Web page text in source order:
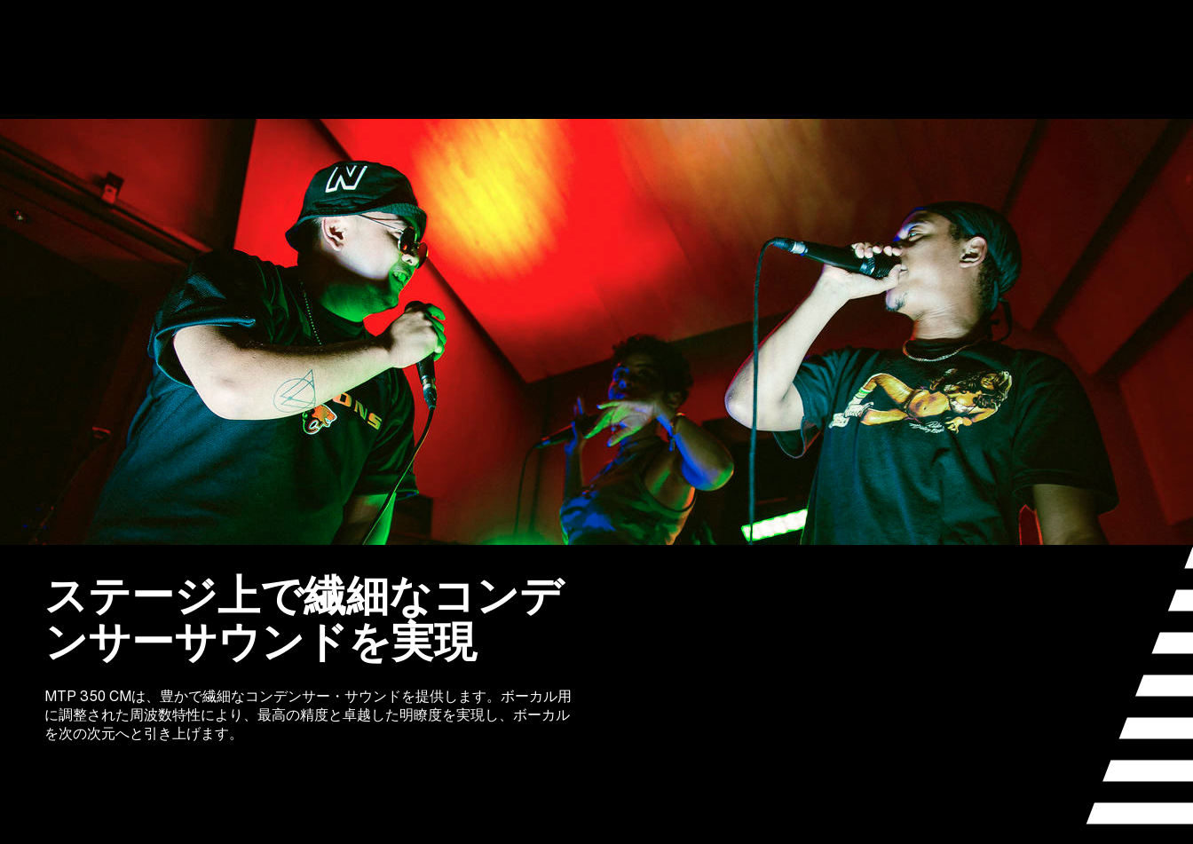
ステージ上で繊細なコンデ
ンサーサウンドを実現
MTP 350 CMは、豊かで繊細なコンデンサー・サウンドを提供します。ボーカル用
に調整された周波数特性により、最高の精度と卓越した明瞭度を実現し、ボーカル
を次の次元へと引き上げます。